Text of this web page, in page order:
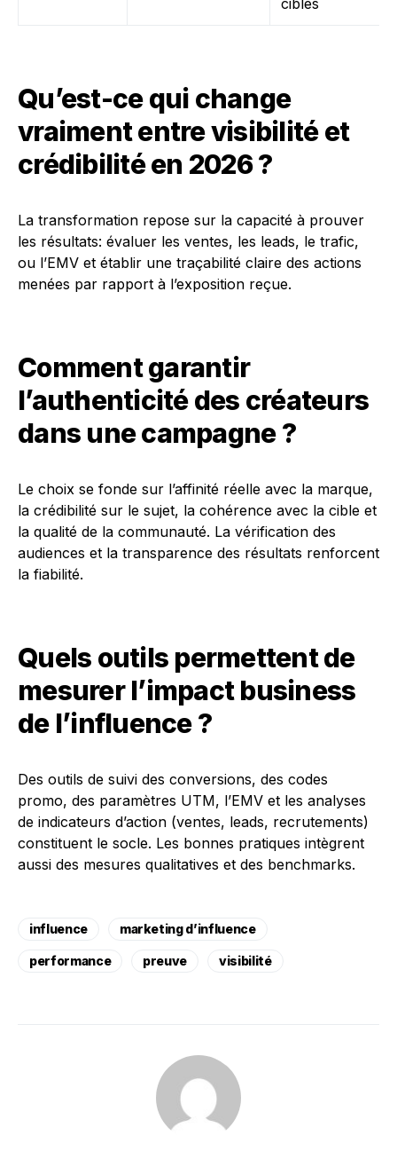
ciblés
Qu’est-ce qui change
vraiment entre visibilité et
crédibilité en 2026 ?
La transformation repose sur la capacité à prouver
les résultats: évaluer les ventes, les leads, le trafic,
ou l’EMV et établir une traçabilité claire des actions
menées par rapport à l’exposition reçue.
Comment garantir
l’authenticité des créateurs
dans une campagne ?
Le choix se fonde sur l’affinité réelle avec la marque,
la crédibilité sur le sujet, la cohérence avec la cible et
la qualité de la communauté. La vérification des
audiences et la transparence des résultats renforcent
la fiabilité.
Quels outils permettent de
mesurer l’impact business
de l’influence ?
Des outils de suivi des conversions, des codes
promo, des paramètres UTM, l’EMV et les analyses
de indicateurs d’action (ventes, leads, recrutements)
constituent le socle. Les bonnes pratiques intègrent
aussi des mesures qualitatives et des benchmarks.
influence marketing d’influence
performance preuve visibilité